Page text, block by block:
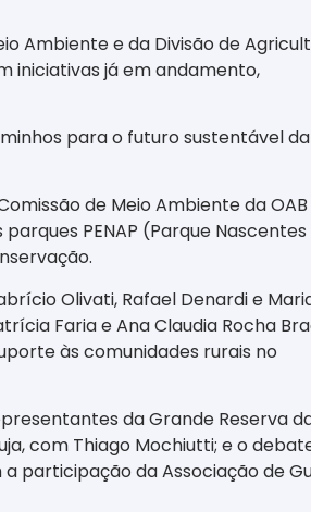
Ambiente e da Divisão de
iniciativas já em andamento,
para o futuro sustentável da
de Meio Ambiente da
parques PENAP (Parque
Olivati, Rafael Denardi e
Faria e Ana Claudia Rocha
às comunidades rurais no
da Grande Reserva
com Thiago Mochiutti; e o
participação da Associação de